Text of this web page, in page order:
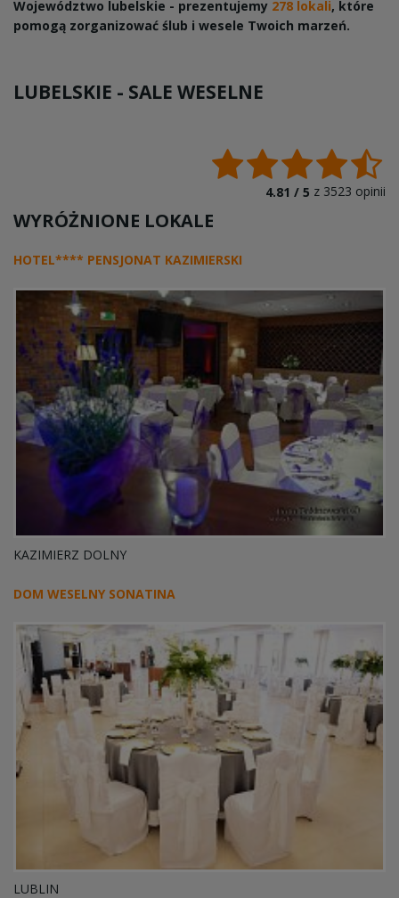
Województwo lubelskie - prezentujemy 278 lokali, które
pomogą zorganizować ślub i wesele Twoich marzeń.
LUBELSKIE - SALE WESELNE
4.81 / 5 z 3523 opinii
WYRÓŻNIONE LOKALE
HOTEL**** PENSJONAT KAZIMIERSKI
KAZIMIERZ DOLNY
DOM WESELNY SONATINA
LUBLIN